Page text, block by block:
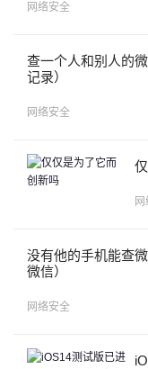
网络安全
查一个人和别人的
记录）
网络安全
没有他的手机能查
微信）
网络安全